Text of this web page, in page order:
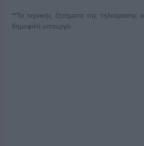
**Τα τεχνικής ζητήματα της
δημοφιλή υπουργό.